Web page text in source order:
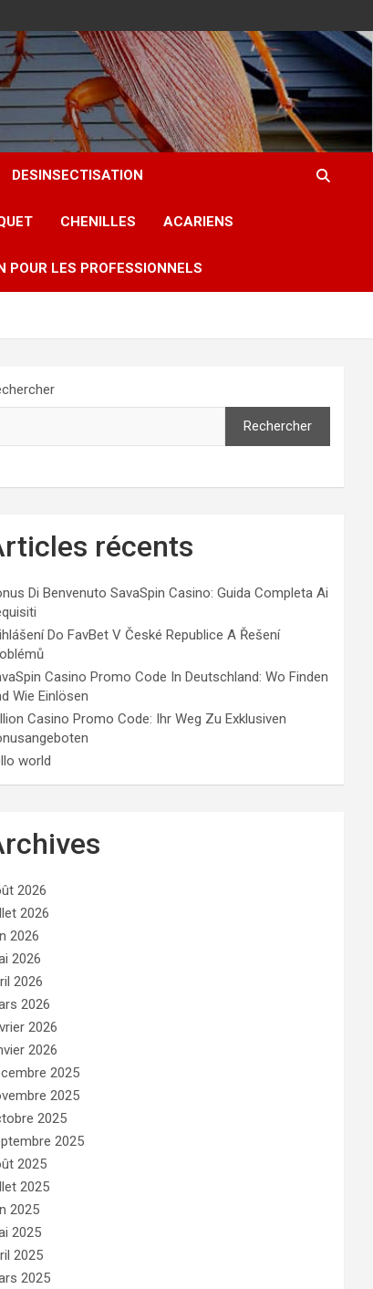
DESINSECTISATION
CHENILLES ACARIENS
POUR LES PROFESSIONNELS
Rechercher
récents
Di Benvenuto SavaSpin Casino: Guida Completa Ai
Do FavBet V České Republice A Řešení
Casino Promo Code In Deutschland: Wo Finden
Wie Einlösen
Casino Promo Code: Ihr Weg Zu Exklusiven
world
2026
2026
2026
2026
2026
2026
2026
2026
2025
2025
2025
2025
2025
2025
2025
2025
2025
2025